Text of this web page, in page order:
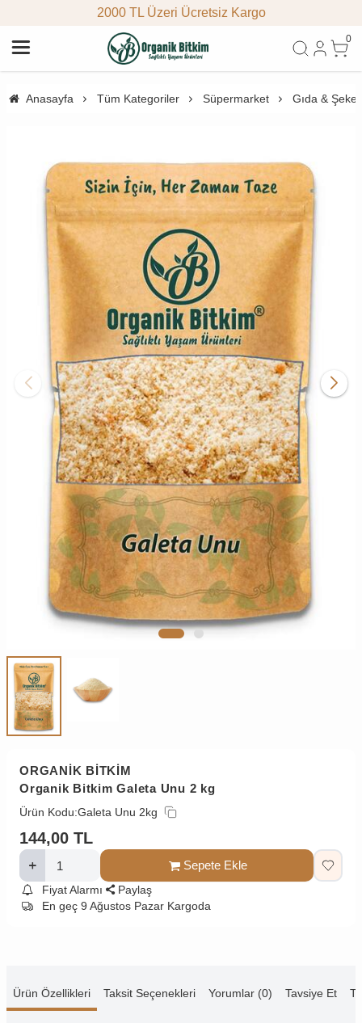
2000 TL Üzeri Ücretsiz Kargo
0
Anasayfa Tüm Kategoriler Süpermarket Gıda &
ORGANİK BİTKİM
Organik Bitkim Galeta Unu 2 kg
Ürün Kodu:Galeta Unu 2kg
144,00 TL
Sepete Ekle
Fiyat Alarmı
Paylaş
En geç 9 Ağustos Pazar Kargoda
Ürün Özellikleri Taksit Seçenekleri Yorumlar (0) Tavsiye Et